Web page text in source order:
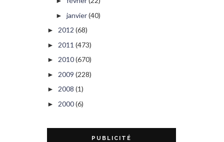
► janvier(40)
► 2012 (68)
► 2011 (473)
► 2010(670)
► 2009 (228)
► 2008 (1)
► 2000(6)
PUBLICITÉ